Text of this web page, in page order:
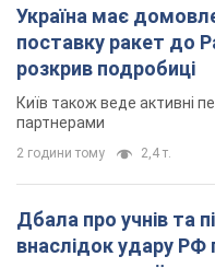
Україна має
поставку ракет до
розкрив подробиці
Київ також веде активні
партнерами
2 години тому 2,4 т.
Дбала про учнів та
внаслідок удару РФ